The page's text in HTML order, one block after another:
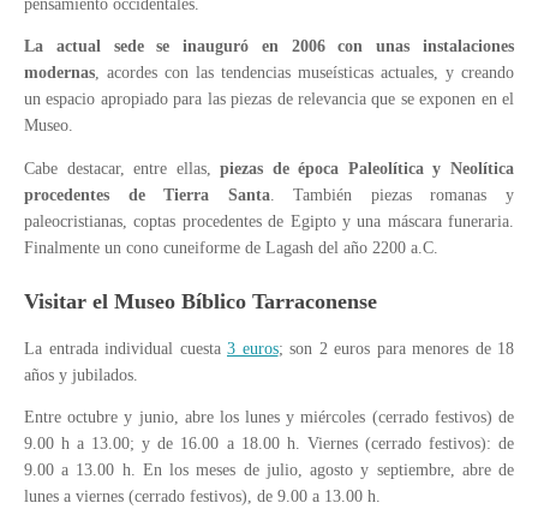
pensamiento occidentales.
La actual sede se inauguró en 2006 con unas instalaciones
modernas, acordes con las tendencias museísticas actuales, y creando
un espacio apropiado para las piezas de relevancia que se exponen en el
Museo.
Cabe destacar, entre ellas,piezas de época Paleolítica y Neolítica
procedentes de Tierra Santa . También piezas romanas y
paleocristianas, coptas procedentes de Egipto y una máscara funeraria.
Finalmente un cono cuneiforme de Lagash del año 2200 a.C.
Visitar el Museo Bíblico Tarraconense
La entrada individual cuesta 3 euros; son 2 euros para menores de 18
años y jubilados.
Entre octubre y junio, abre los lunes y miércoles (cerrado festivos) de
9.00 h a 13.00; y de 16.00 a 18.00 h. Viernes (cerrado festivos): de
9.00 a 13.00 h. En los meses de julio, agosto y septiembre, abre de
lunes a viernes (cerrado festivos), de 9.00 a 13.00 h.